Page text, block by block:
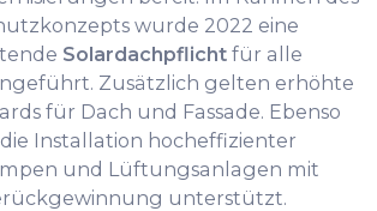
wurde 2022 eine
Solardachpflichtfür alle
Zusätzlich gelten erhöhte
für Dach und Fassade. Ebenso
Installation hocheffizienter
und Lüftungsanlagen mit
unterstützt.